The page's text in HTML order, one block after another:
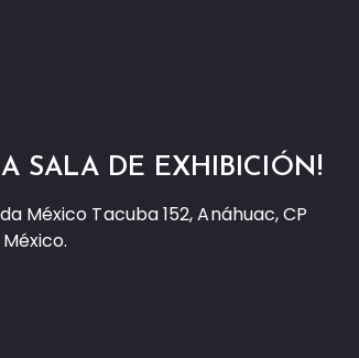
SALA DE EXHIBICIÓN!
México Tacuba 152, Anáhuac, CP